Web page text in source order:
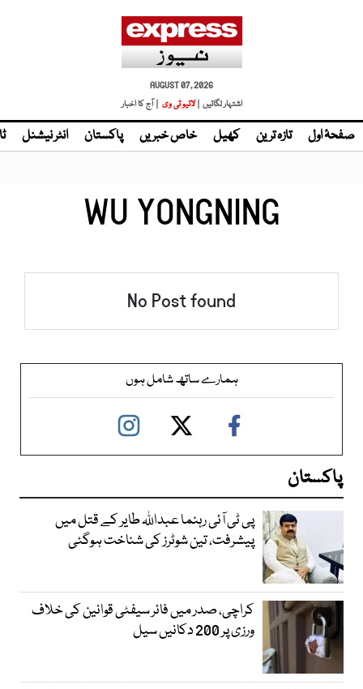
AUGUST 07, 2026
اشتہار لگائیں |
| آج کا اخبار
صفحۂ اول تازہ ترین کھیل خاص خبریں پاکستان انٹر نیشنل
WU YONGNING
No Post found
ہمارے ساتھ شامل ہوں
پاکستان
پی ٹی آئی رہنما عبداللہ طایر کے قتل میں
پیشرفت، تین شوٹرز کی شناخت ہوگئی
کراچی، صدر میں فائر سیفٹی قوانین کی خلاف
ورزی پر 200 دکانیں سیل